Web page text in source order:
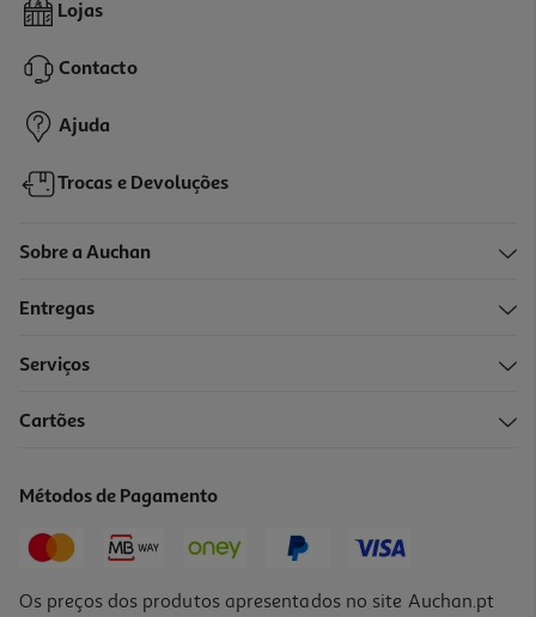
Lojas
Contacto
Ajuda
Trocas e Devoluções
Sobre a Auchan
Entregas
Serviços
Cartões
Métodos de Pagamento
Os preços dos produtos apresentados no site Auchan.pt